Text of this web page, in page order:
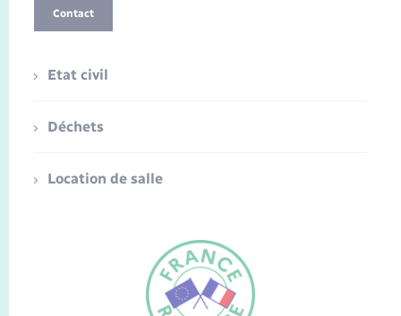
Contact
Etat civil
Déchets
Location de salle